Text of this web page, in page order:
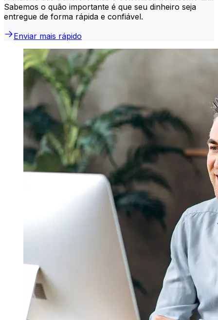
Sabemos o quão importante é que seu dinheiro seja
entregue de forma rápida e confiável.
Enviar mais rápido